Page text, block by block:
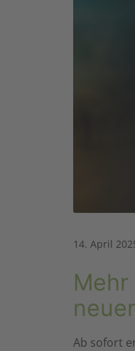
14. April
Ab sofort